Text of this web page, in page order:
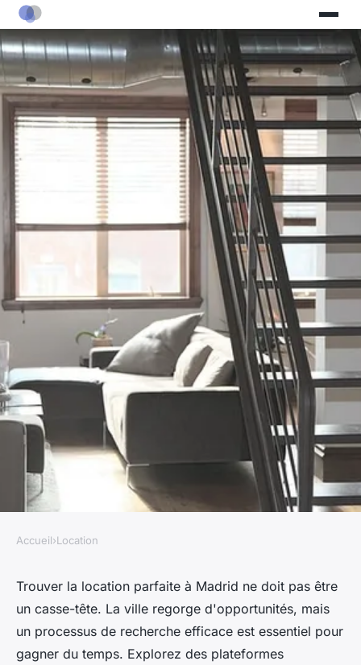
Trouvez la location parfaite à
madrid facilement et
rapidement
Accueil›Location
Trouver la location parfaite à Madrid ne doit pas être
un casse-tête. La ville regorge d'opportunités, mais
un processus de recherche efficace est essentiel pour
gagner du temps. Explorez des plateformes